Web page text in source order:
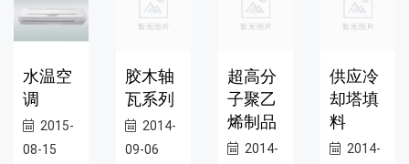
水温空
调
2015-
08-15
胶木轴
瓦系列
2014-
09-06
超高分
子聚乙
烯制品
2014-
供应冷
却塔填
料
2014-